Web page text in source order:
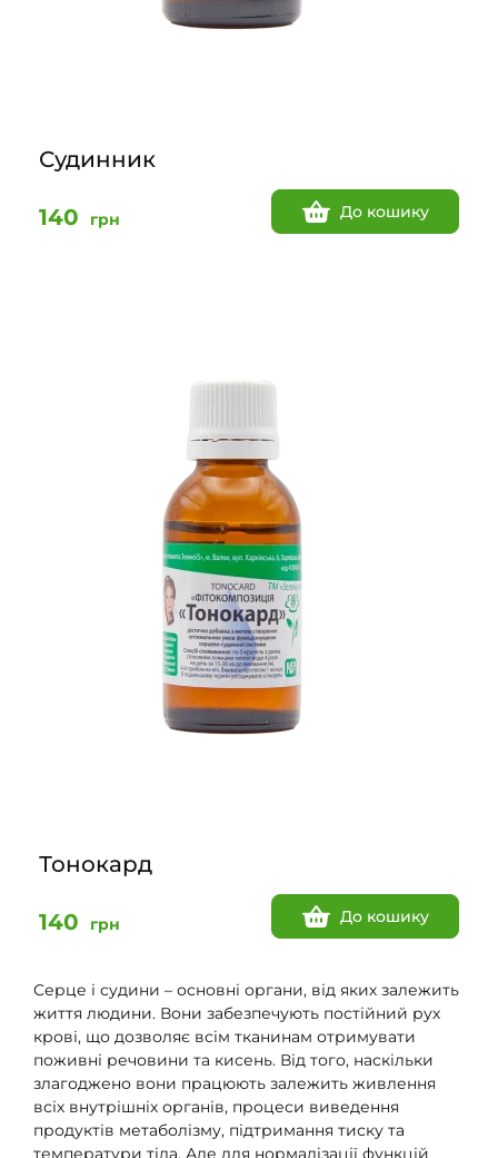
Судинник
140 грн До кошику
Тонокард
140 грн До кошику
Серце і судини – основні органи, від яких залежить
життя людини. Вони забезпечують постійний рух
крові, що дозволяє всім тканинам отримувати
поживні речовини та кисень. Від того, наскільки
злагоджено вони працюють залежить живлення
всіх внутрішніх органів, процеси виведення
продуктів метаболізму, підтримання тиску та
температури тіла. Але для нормалізації функцій